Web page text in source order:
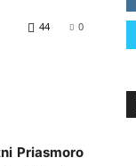
0
44
Priasmoro